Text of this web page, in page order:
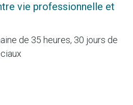
vie professionnelle et
de 35 heures, 30 jours de